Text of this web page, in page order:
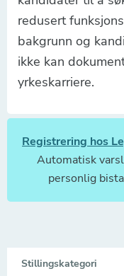
redusert
bakgrunn og
ikke kan
yrkeskarriere.
Registrering hos
Automatisk
personlig
Stillingskategori